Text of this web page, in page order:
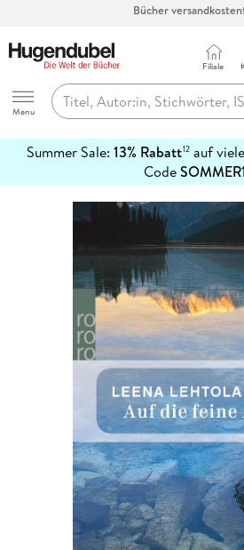
100 Tage
Abholung in über 100
Hugendubel
Menu
Filiale
Summer Sale: 13% Rabatt12auf
Code
erfahren